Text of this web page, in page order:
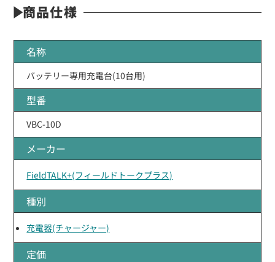
商品仕様
名称
バッテリー専用充電台(10台用)
型番
VBC-10D
メーカー
FieldTALK+(フィールドトークプラス)
種別
充電器(チャージャー)
定価